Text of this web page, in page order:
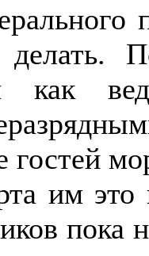
делать.
как
гостей
им
пока